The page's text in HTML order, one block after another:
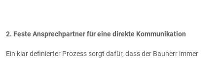
2. Feste Ansprechpartner für eine direkte Kommunikation
Ein klar definierter Prozess sorgt dafür, dass der Bauherr immer